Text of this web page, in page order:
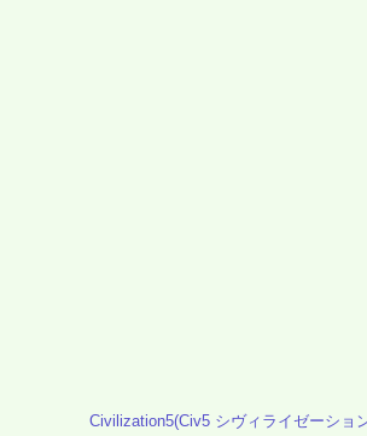
Civilization5(Civ5 シヴィライゼーショ